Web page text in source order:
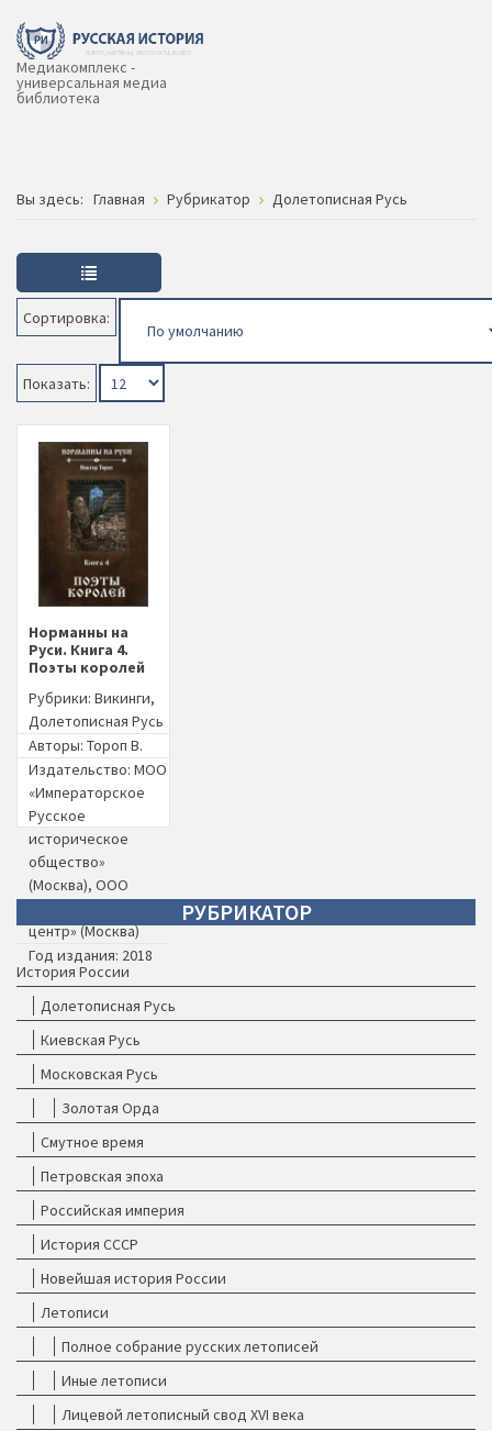
Медиакомплекс -
универсальная медиа
библиотека
Вы здесь: Главная Рубрикатор Долетописная Русь
Сортировка:
Показать:
Норманны на
Руси. Книга 4.
Поэты королей
Рубрики: Викинги,
Долетописная Русь
Авторы: Тороп В.
Издательство: МОО
«Императорское
Русское
историческое
общество»
(Москва), ООО
центр» (Москва)
Год издания: 2018
РУБРИКАТОР
История России
Долетописная Русь
Киевская Русь
Московская Русь
Золотая Орда
Смутное время
Петровская эпоха
Российская империя
История СССР
Новейшая история России
Летописи
Полное собрание русских летописей
Иные летописи
Лицевой летописный свод XVI века